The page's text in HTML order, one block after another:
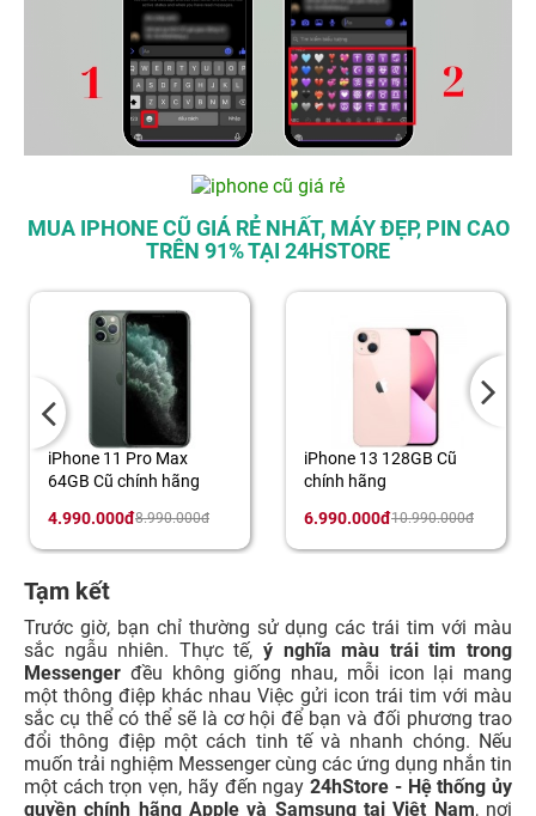
MUA IPHONE CŨ GIÁ RẺ NHẤT, MÁY ĐẸP, PIN CAO
TRÊN 91% TẠI 24HSTORE
iPhone 11 Pro Max
64GB Cũ chính hãng
4.990.000đ8.990.000đ
iPhone 13 128GB Cũ
chính hãng
6.990.000đ10.990.000đ
Tạm kết
Trước giờ, bạn chỉ thường sử dụng các trái tim với màu
sắc ngẫu nhiên. Thực tế, ý nghĩa màu trái tim trong
Messenger đều không giống nhau, mỗi icon lại mang
một thông điệp khác nhau Việc gửi icon trái tim với màu
sắc cụ thể có thể sẽ là cơ hội để bạn và đối phương trao
đổi thông điệp một cách tinh tế và nhanh chóng. Nếu
muốn trải nghiệm Messenger cùng các ứng dụng nhắn tin
một cách trọn vẹn, hãy đến ngay24hStore - Hệ thống ủy
quyền chính hãng Apple và Samsung tại Việt Nam, nơi